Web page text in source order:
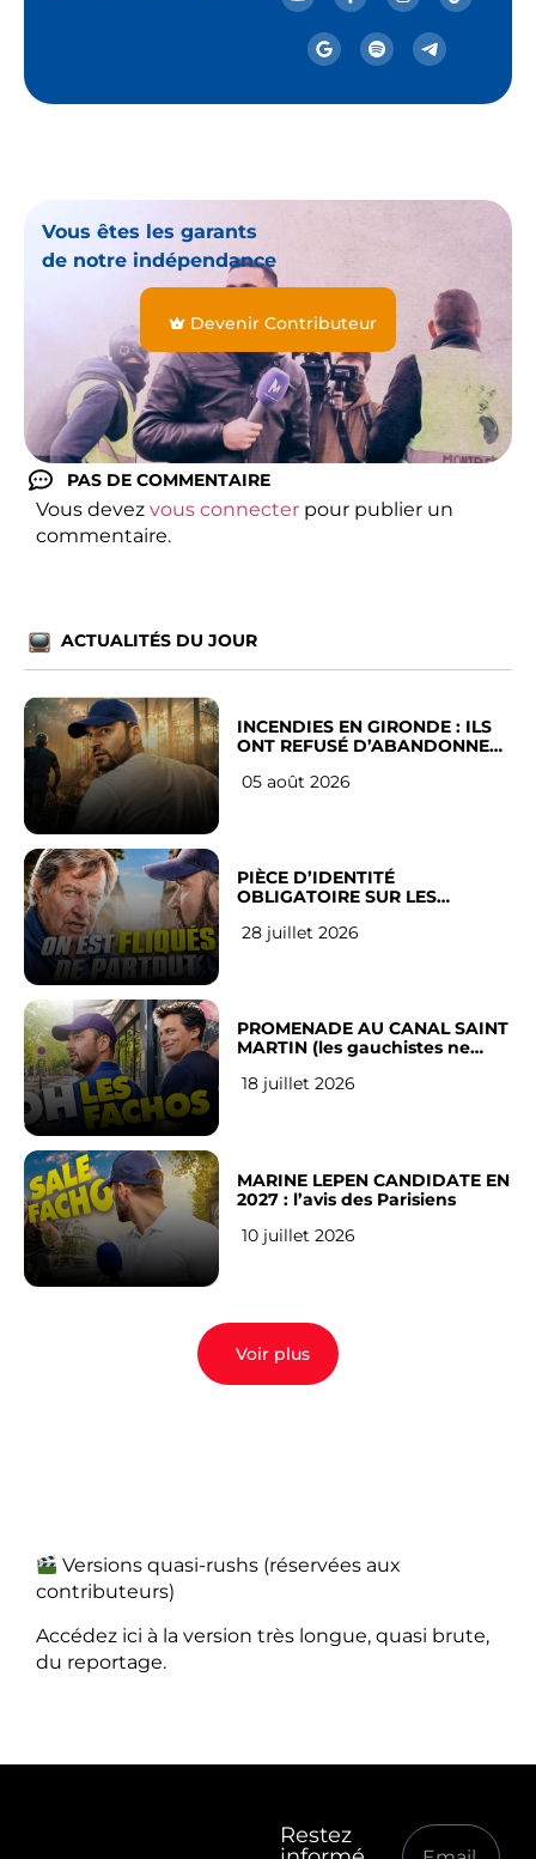
Vous êtes les garants
de notre indépendance
Devenir Contributeur
PAS DE COMMENTAIRE
Vous devez vous connecter pour publier un
commentaire.
ACTUALITÉS DU JOUR
INCENDIES EN GIRONDE : ILS
ONT REFUSÉ D’ABANDONNER
05 août 2026
PIÈCE D’IDENTITÉ
OBLIGATOIRE SUR LES
Français
28 juillet 2026
PROMENADE AU CANAL SAINT
MARTIN (les gauchistes ne
18 juillet 2026
MARINE LEPEN CANDIDATE EN
2027 : l’avis des Parisiens
10 juillet 2026
Voir plus
Versions quasi-rushs (réservées aux
contributeurs)
Accédez ici à la version très longue, quasi brute,
du reportage.
Restez